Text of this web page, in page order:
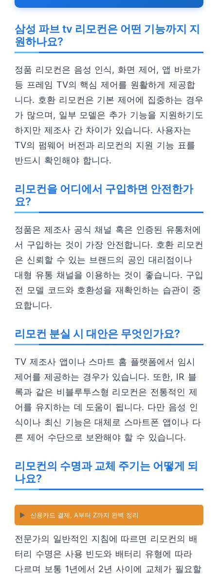
삼성 파브 tv 리모컨은 어떤 기능까지 지
원하나요?
정품 리모컨은 음성 인식, 화면 제어, 앱 바로가
등 프레임 TV의 핵심 제어를 원활하게 제공합
니다. 호환 리모컨은 기본 제어에 집중하는 경우
가 많으며, 일부 모델은 추가 기능을 지원하기도
하지만 제조사 간 차이가 있습니다. 사용자는
TV의 펌웨어 버전과 리모컨의 지원 기능 표를
반드시 확인해야 합니다.
리모컨을 어디에서 구입하면 안전한가
요?
정품은 제조사 공식 채널 혹은 인증된 유통처에
서 구입하는 것이 가장 안전합니다. 호환 리모컨
은 신뢰할 수 있는 브랜드의 공인 대리점이나
대형 유통 채널을 이용하는 것이 좋습니다. 구입
전 모델 코드와 호환성을 재확인하는 습관이 중
요합니다.
리모컨 분실 시 대안은 무엇인가요?
TV 제조사 앱이나 스마트 홈 플랫폼에서 임시
제어를 제공하는 경우가 있습니다. 또한, IR 블
록과 같은 비블루투스형 리모컨은 전통적인 제
어를 유지하는 데 도움이 됩니다. 다만 음성 인
식이나 최신 기능은 대체로 스마트폰 앱이나 다
른 제어 수단으로 보완해야 할 수 있습니다.
리모컨의 수명과 교체 주기는 어떻게 되
나요?
▶️ 신용카드 결제, A부터 Z까지 완벽 정리
전문가의 일반적인 지침에 따르면 리모컨의 배
터리 수명은 사용 빈도와 배터리 유형에 따라
다르며 보통 1년에서 2년 사이에 교체가 필요할